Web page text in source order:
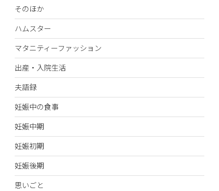
そのほか
ハムスター
マタニティーファッション
出産・入院生活
夫語録
妊娠中の食事
妊娠中期
妊娠初期
妊娠後期
思いごと